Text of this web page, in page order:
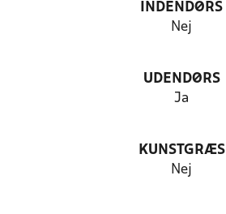
INDENDØRS
Nej
UDENDØRS
Ja
KUNSTGRÆS
Nej